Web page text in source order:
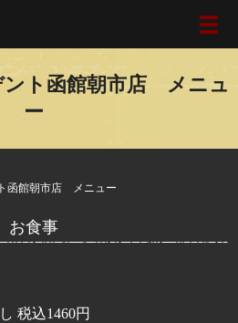
メ
ント函館朝市店 メニュ
ー
函館朝市店 メニュー
お食事
税込1460円